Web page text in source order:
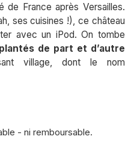
de France après Versailles.
ses cuisines !), ce château
avec un iPod. On tombe
de part et d’autre
village, dont le nom
- ni remboursable.